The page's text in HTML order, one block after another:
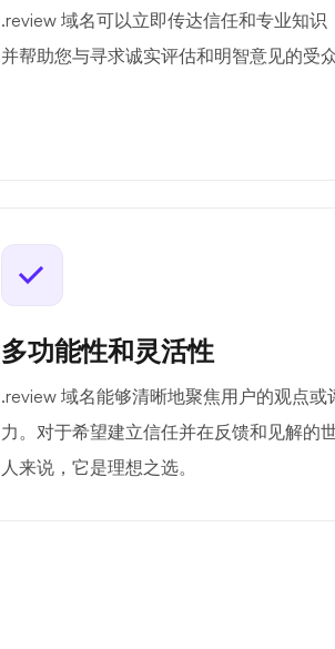
.review 域名可以立即传达信任和专业知
并帮助您与寻求诚实评估和明智意见的受
多功能性和灵活性
.review 域名能够清晰地聚焦用户的观点
力。对于希望建立信任并在反馈和见解的
人来说，它是理想之选。